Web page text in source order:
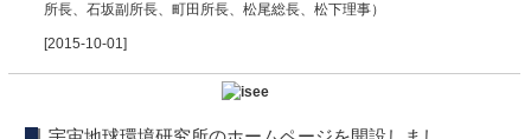
所長、石坂副所長、町田所長、松尾総長、松下理事）
[2015-10-01]